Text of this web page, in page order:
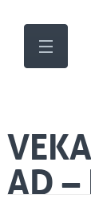
AD